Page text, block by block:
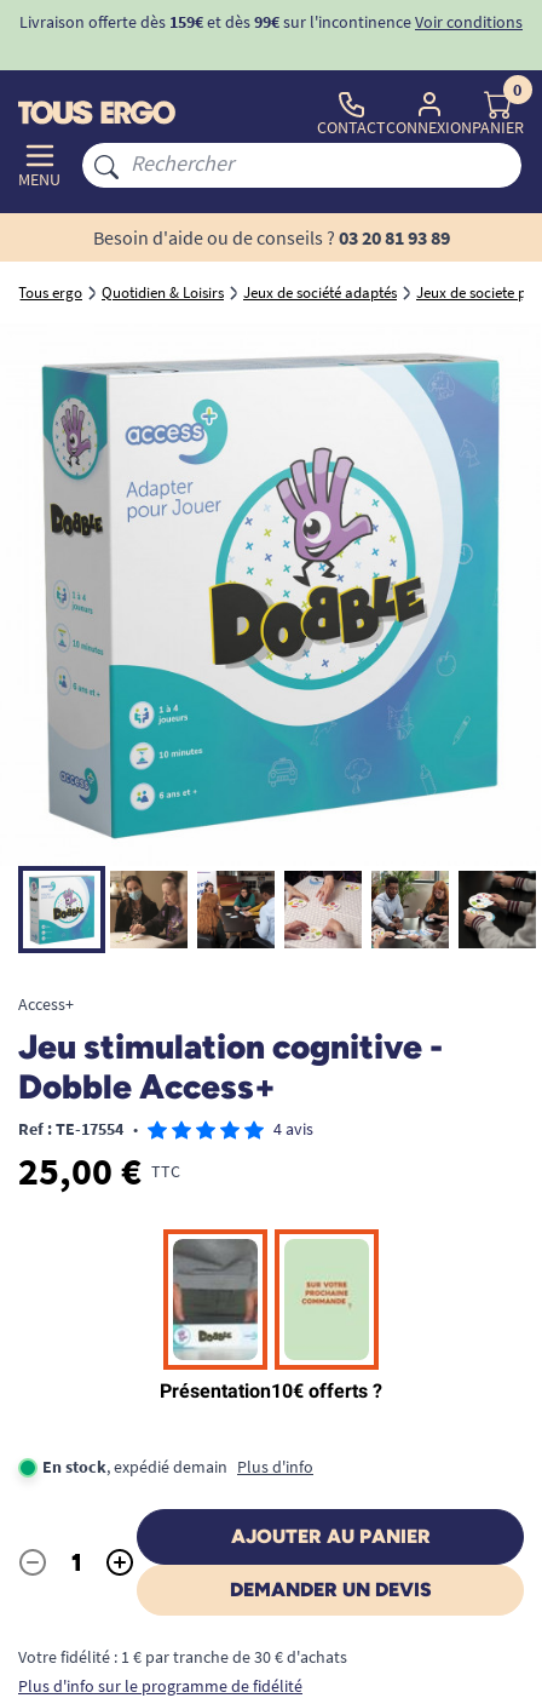
Livraison offerte dès 159€et dès99€sur l'incontinenceVoir conditions
MENU
CONTACTCONNEXION
0
PANIER
Besoin d'aide ou de conseils ? 03 20 81 93 89
Tous ergo Quotidien & Loisirs Jeux de société adaptés Jeux de societe
Access+
Jeu stimulation cognitive -
Dobble Access+
Ref : TE-17554 • 4 avis
25,00 € TTC
En stock, expédié demain Plus d'info
Quantité
- +
AJOUTER AU PANIER
DEMANDER UN DEVIS
Votre fidélité : 1 € par tranche de 30 € d'achats
Plus d'info sur le programme de fidélité